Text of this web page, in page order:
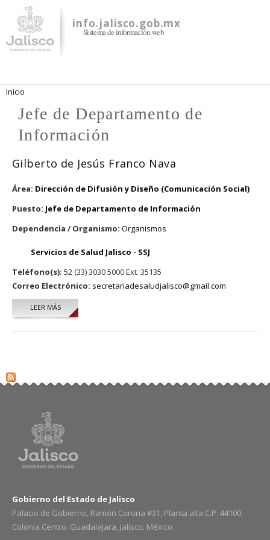
contenido
principal
info.jalisco.gob.mx
Sistema de información web
Se encuentra usted aquí
Inicio
Jefe de Departamento de
Información
Gilberto de Jesús Franco Nava
Área: Dirección de Difusión y Diseño (Comunicación Social)
Puesto: Jefe de Departamento de Información
Dependencia / Organismo: Organismos
Servicios de Salud Jalisco - SSJ
Teléfono(s): 52 (33) 3030 5000 Ext. 35135
Correo Electrónico: secretariadesaludjalisco@gmail.com
LEER MÁSSOBRE GILBERTO DE JESÚS FRANCO NAVA
Gobierno del Estado de Jalisco
Palacio de Gobierno, Ramón Corona #31, Planta alta C.P. 44100,
Colonia Centro. Guadalajara, Jalisco. México.